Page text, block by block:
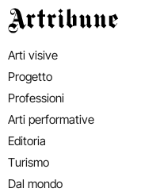
Artribune
Arti visive
Progetto
Professioni
Arti performative
Editoria
Turismo
Dal mondo